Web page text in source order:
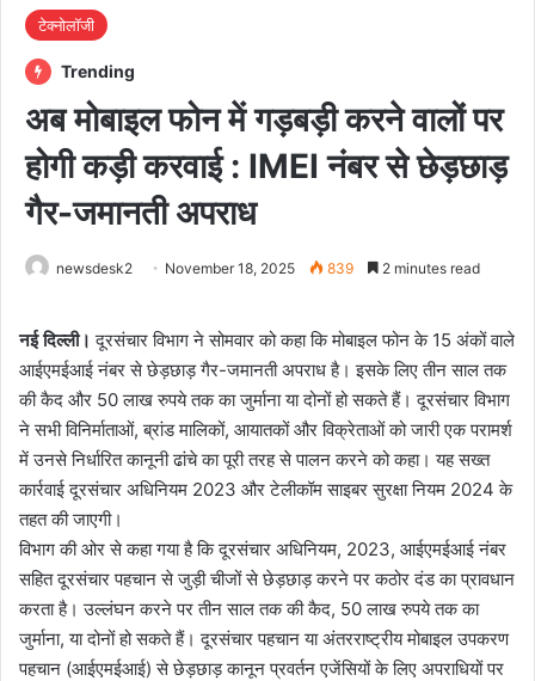
टेक्नोलॉजी
Trending
अब मोबाइल फोन में गड़बड़ी करने वालों पर
होगी कड़ी करवाई : IMEI नंबर से छेड़छाड़
गैर-जमानती अपराध
newsdesk2 November 18, 2025 839 2 minutes read
नई दिल्ली। दूरसंचार विभाग ने सोमवार को कहा कि मोबाइल फोन के 15 अंकों वाले
आईएमईआई नंबर से छेड़छाड़ गैर-जमानती अपराध है। इसके लिए तीन साल तक
की कैद और 50 लाख रुपये तक का जुर्माना या दोनों हो सकते हैं। दूरसंचार विभाग
ने सभी विनिर्माताओं, ब्रांड मालिकों, आयातकों और विक्रेताओं को जारी एक परामर्श
में उनसे निर्धारित कानूनी ढांचे का पूरी तरह से पालन करने को कहा। यह सख्त
कार्रवाई दूरसंचार अधिनियम 2023 और टेलीकॉम साइबर सुरक्षा नियम 2024 के
तहत की जाएगी।
विभाग की ओर से कहा गया है कि दूरसंचार अधिनियम, 2023, आईएमईआई नंबर
सहित दूरसंचार पहचान से जुड़ी चीजों से छेड़छाड़ करने पर कठोर दंड का प्रावधान
करता है। उल्लंघन करने पर तीन साल तक की कैद, 50 लाख रुपये तक का
जुर्माना, या दोनों हो सकते हैं। दूरसंचार पहचान या अंतरराष्ट्रीय मोबाइल उपकरण
पहचान (आईएमईआई) से छेड़छाड़ कानून प्रवर्तन एजेंसियों के लिए अपराधियों पर